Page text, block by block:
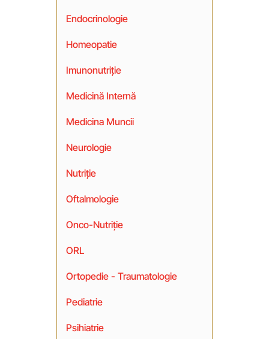
Endocrinologie
Homeopatie
Imunonutriție
Medicină Internă
Medicina Muncii
Neurologie
Nutriție
Oftalmologie
Onco-Nutriție
ORL
Ortopedie - Traumatologie
Pediatrie
Psihiatrie